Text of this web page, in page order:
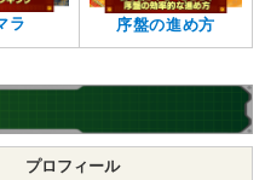
限界を超えた姿
3
純粋サイヤ人
を超えた力
効果】 ※発動条件あり
ラ 序盤の進め方
プロフィール